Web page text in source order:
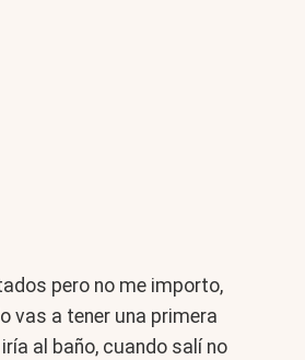
pero no me importo,
vas a tener una primera
al baño, cuando salí no